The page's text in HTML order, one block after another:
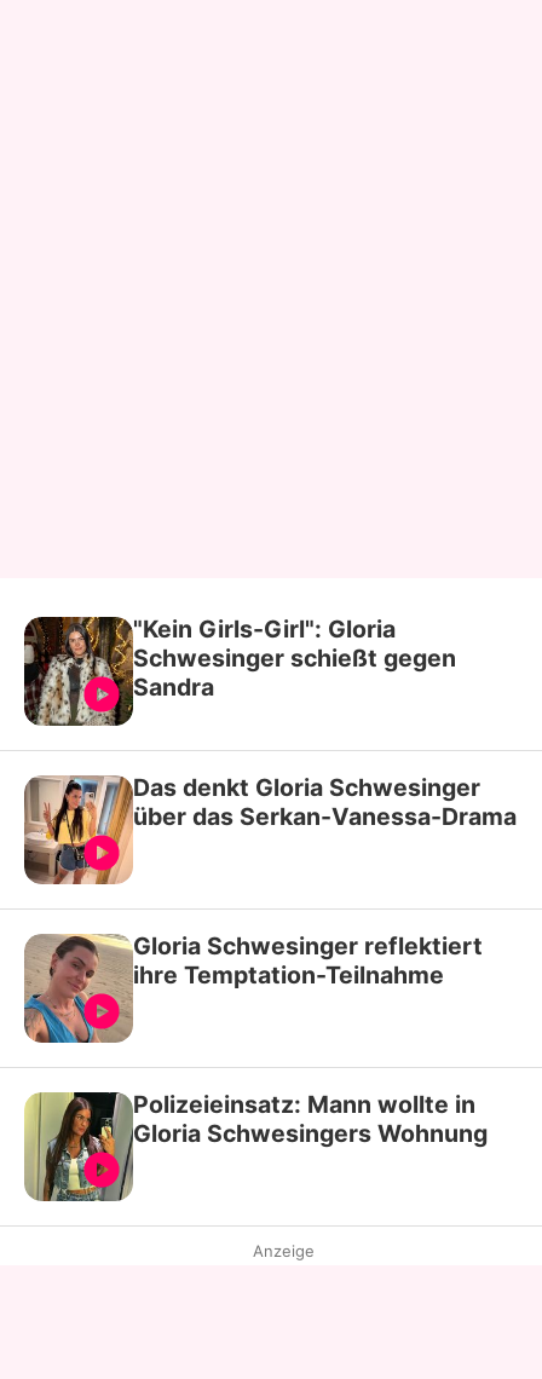
"Kein Girls-Girl": Gloria
Schwesinger schießt gegen
Sandra
Das denkt Gloria Schwesinger
über das Serkan-Vanessa-Drama
Gloria Schwesinger reflektiert
ihre Temptation-Teilnahme
Polizeieinsatz: Mann wollte in
Gloria Schwesingers Wohnung
Anzeige